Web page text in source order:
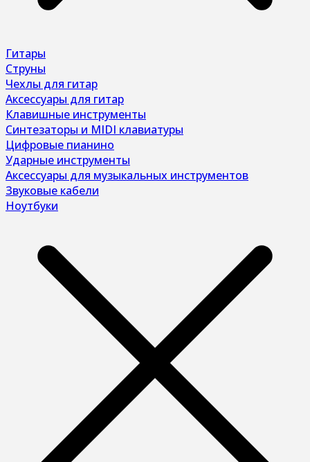
Гитары
Струны
Чехлы для гитар
Аксессуары для гитар
Клавишные инструменты
Синтезаторы и MIDI клавиатуры
Цифровые пианино
Ударные инструменты
Аксессуары для музыкальных инструментов
Звуковые кабели
Ноутбуки